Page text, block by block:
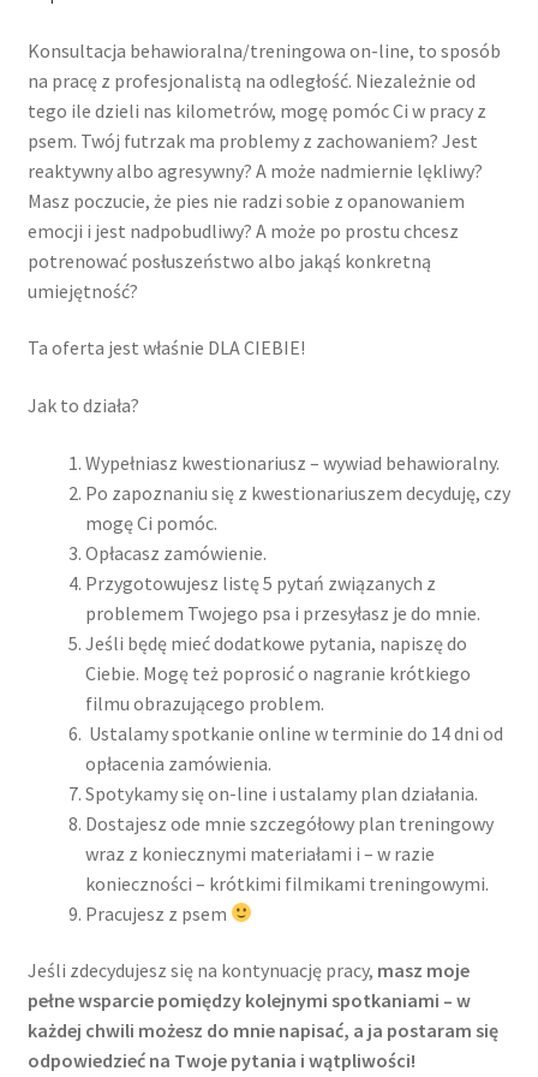
28 lipca, 2024
11 sierpnia, 2024
23 sierpnia, 2024
24 marca, 2025
1 października, 2025
Info
Moje konto
Koszyk
Zamówienie
Płatności
Regulaminy, polityka prywatności, zgody
Regulamin sklepu
Polityka prywatności
Zgody na przetwarzanie danych
Oświadczenia w zakresie treści cyfrowych
Regulamin uczestnictwa w kursach stacjonarnych
Konsultacja behawioralna/treningowa on-line, to sposób
na pracę z profesjonalistą na odległość. Niezależnie od
tego ile dzieli nas kilometrów, mogę pomóc Ci w pracy z
psem. Twój futrzak ma problemy z zachowaniem? Jest
reaktywny albo agresywny? A może nadmiernie lękliwy?
Masz poczucie, że pies nie radzi sobie z opanowaniem
emocji i jest nadpobudliwy? A może po prostu chcesz
potrenować posłuszeństwo albo jakąś konkretną
umiejętność?
Ta oferta jest właśnie DLA CIEBIE!
Jak to działa?
Wypełniasz kwestionariusz – wywiad behawioralny.
Po zapoznaniu się z kwestionariuszem decyduję, czy
mogę Ci pomóc.
Opłacasz zamówienie.
Przygotowujesz listę 5 pytań związanych z
problemem Twojego psa i przesyłasz je do mnie.
Jeśli będę mieć dodatkowe pytania, napiszę do
Ciebie. Mogę też poprosić o nagranie krótkiego
filmu obrazującego problem.
Ustalamy spotkanie online w terminie do 14 dni od
opłacenia zamówienia.
Spotykamy się on-line i ustalamy plan działania.
Dostajesz ode mnie szczegółowy plan treningowy
wraz z koniecznymi materiałami i – w razie
konieczności – krótkimi filmikami treningowymi.
Pracujesz z psem
Jeśli zdecydujesz się na kontynuację pracy, masz moje
pełne wsparcie pomiędzy kolejnymi spotkaniami – w
każdej chwili możesz do mnie napisać, a ja postaram się
odpowiedzieć na Twoje pytania i wątpliwości!